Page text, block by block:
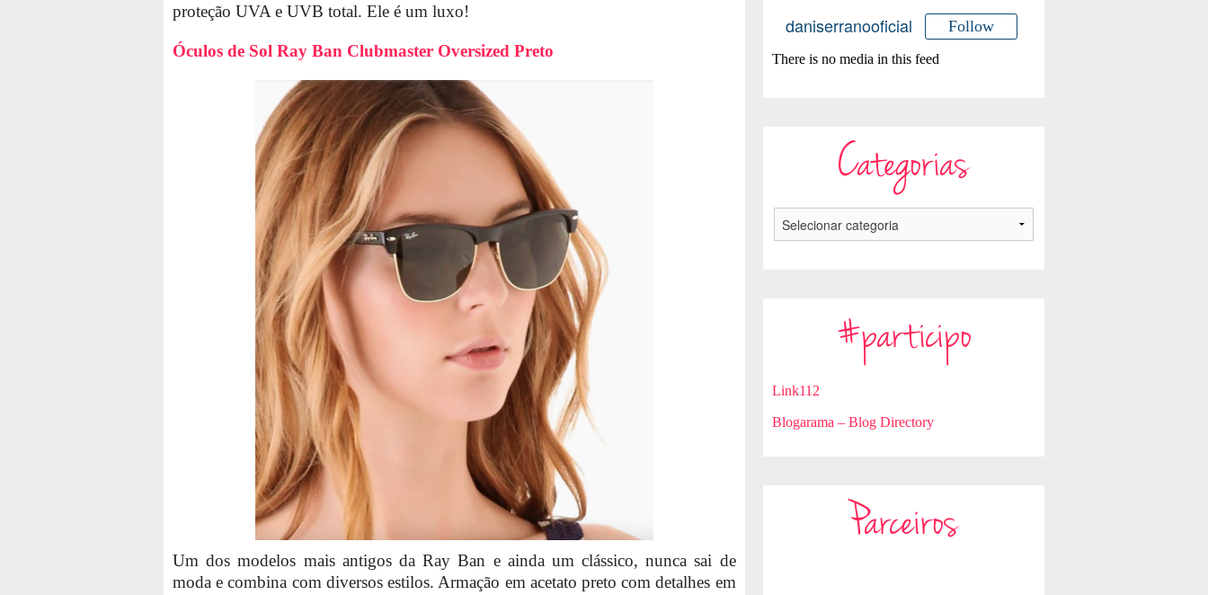
proteção UVA e UVB total. Ele é um luxo!
Óculos de Sol Ray Ban Clubmaster Oversized Preto
Um dos modelos mais antigos da Ray Ban e ainda um clássico, nunca sai de
moda e combina com diversos estilos. Armação em acetato preto com detalhes em
daniserranooficial Follow
There is no media in this feed
Categorias
#participo
Link112
Blogarama – Blog Directory
Parceiros